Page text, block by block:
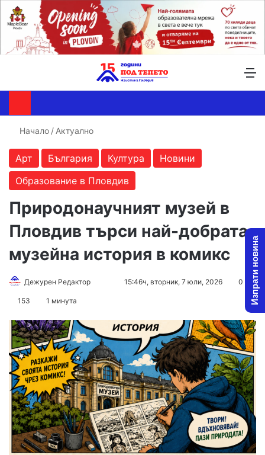
Начало / Актуално
Арт България Култура
Новини
Образование в Пловдив
Природонаучният музей в
Пловдив търси най-добрата
музейна история в комикс
Дежурен Редактор
Send15:46ч, вторник, 7 юли, 2026 0
153 1 минута Изпрати новина